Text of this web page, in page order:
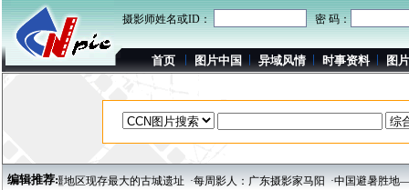
摄影师姓名或ID： 密 码：
首页 图片中国 异域风情 时事资料 图
编辑推荐:
疆地区现存最大的古城遗址 ·每周影人：广东摄影家马阳 ·中国避暑胜地——河北